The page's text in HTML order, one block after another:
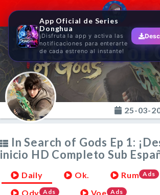
In Search of
25-03-
In Search of Gods Ep 1:
inicio HD Completo Sub
Daily Ok. Rum Ads
Ody Ads Voe Ads
App Oficial de Series
Donghua
¡Disfruta la app y activa las
notificaciones para enterarte
de cada estreno al instante!